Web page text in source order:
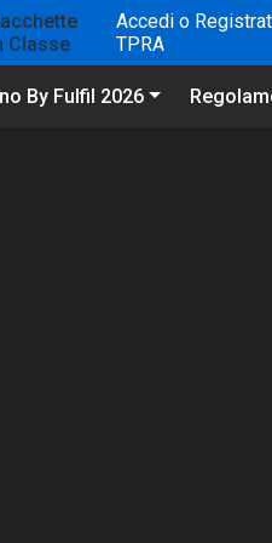
Classe
Accedi o
TPRA
By Fulfil 2026